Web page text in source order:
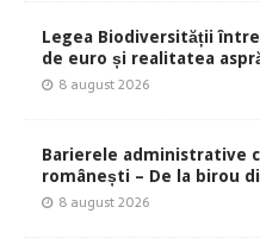
Legea Biodiversității
de euro și realitatea
8 august 2026
Barierele administrative
românești – De la birou
8 august 2026